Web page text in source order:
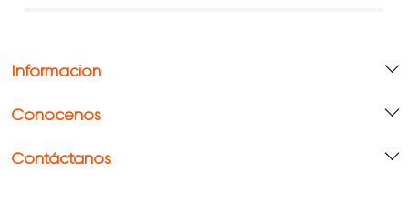
Información
Conócenos
Contáctanos